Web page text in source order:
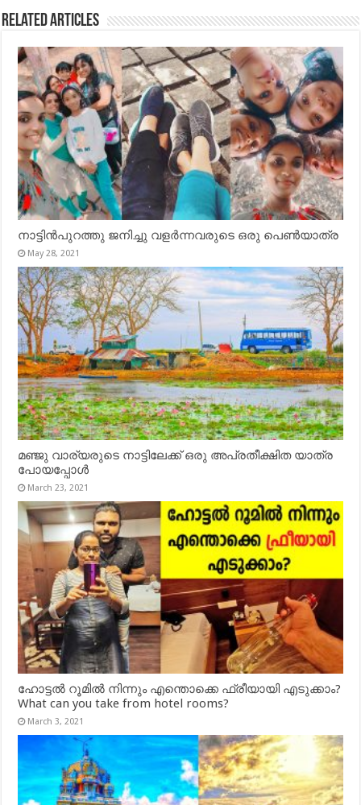
Related Articles
നാട്ടിൻപുറത്തു ജനിച്ചു വളർന്നവരുടെ ഒരു പെൺയാത്ര
May 28, 2021
മഞ്ജു വാര്യരുടെ നാട്ടിലേക്ക് ഒരു അപ്രതീക്ഷിത യാത്ര
പോയപ്പോൾ
March 23, 2021
ഹോട്ടൽ റൂമിൽ നിന്നും എന്തൊക്കെ ഫ്രീയായി എടുക്കാം?
What can you take from hotel rooms?
March 3, 2021